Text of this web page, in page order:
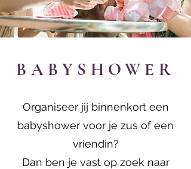
BABYSHOWER
Organiseer jij binnenkort een
babyshower voor je zus of een
vriendin?
Dan ben je vast op zoek naar